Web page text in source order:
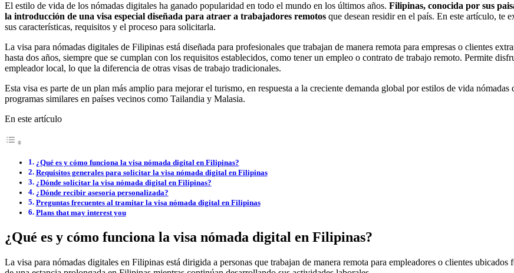
El estilo de vida de los nómadas digitales ha ganado popularidad en todo el mundo en los últimos años. Filipinas, conocida por sus
la introducción de una visa especial diseñada para atraer a trabajadores remotos que desean residir en el país. En este artículo, te
sus características, requisitos y el proceso para solicitarla.
La visa para nómadas digitales de Filipinas está diseñada para profesionales que trabajan de manera remota para empresas o clientes
hasta dos años, siempre que se cumplan con los requisitos establecidos, como tener un empleo o contrato de trabajo remoto. Permite
empleador local, lo que la diferencia de otras visas de trabajo tradicionales.
Esta visa es parte de un plan más amplio para mejorar el turismo, en respuesta a la creciente demanda global por estilos de vida
programas similares en países vecinos como Tailandia y Malasia.
En este artículo
¿Qué es y cómo funciona la visa nómada digital en Filipinas?
Requisitos generales para solicitar la visa nómada digital en Filipinas
¿Dónde solicitar la visa nómada digital en Filipinas?
¿Dónde recibir asesoría personalizada?
Preguntas frecuentes al tramitar la visa nómada digital en Filipinas
Plans that may interest you
¿Qué es y cómo funciona la visa nómada digital en Filipinas?
La visa para nómadas digitales en Filipinas está dirigida a personas que trabajan de manera remota para empleadores o clientes